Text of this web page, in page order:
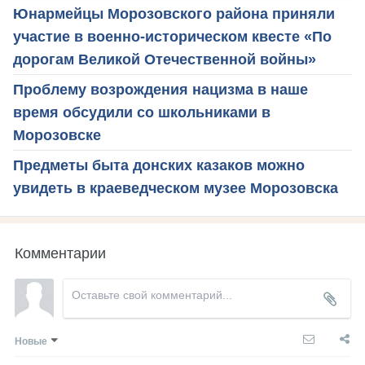
Юнармейцы Морозовского района приняли
участие в военно-историческом квесте «По
дорогам Великой Отечественной войны»
Проблему возрождения нацизма в наше
время обсудили со школьниками в
Морозовске
Предметы быта донских казаков можно
увидеть в краеведческом музее Морозовска
Комментарии
Новые